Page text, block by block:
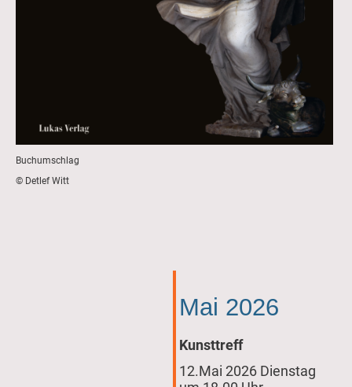
Buchumschlag
© Detlef Witt
Mai 2026
Kunsttreff
12.Mai 2026 Dienstag